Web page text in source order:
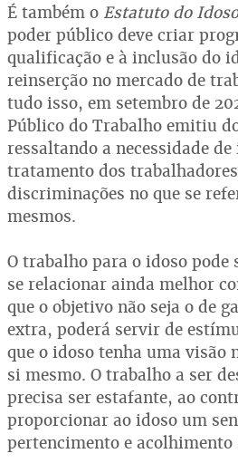
É também o Estatuto do
poder público deve criar
qualificação e à inclusão do
reinserção no mercado de
tudo isso, em setembro de
Público do Trabalho emitiu
ressaltando a necessidade
tratamento dos
discriminações no que se
mesmos.
O trabalho para o idoso pode
se relacionar ainda melhor
que o objetivo não seja o de
extra, poderá servir de
que o idoso tenha uma visão
si mesmo. O trabalho a ser
precisa ser estafante, ao
proporcionar ao idoso um
pertencimento e acolhimento